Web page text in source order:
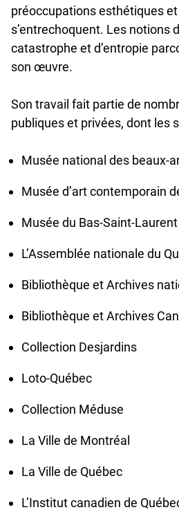
préoccupations esthétiques
s’entrechoquent. Les notions
catastrophe et d’entropie
son œuvre.
Son travail fait partie de
publiques et privées, dont les
Musée national des beaux-
Musée d’art contemporain
Musée du Bas-Saint-Laurent
L’Assemblée nationale du
Bibliothèque et Archives
Bibliothèque et Archives
Collection Desjardins
Loto-Québec
Collection Méduse
La Ville de Montréal
La Ville de Québec
L’Institut canadien de